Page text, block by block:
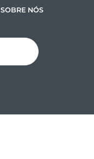
SOBRE NÓS